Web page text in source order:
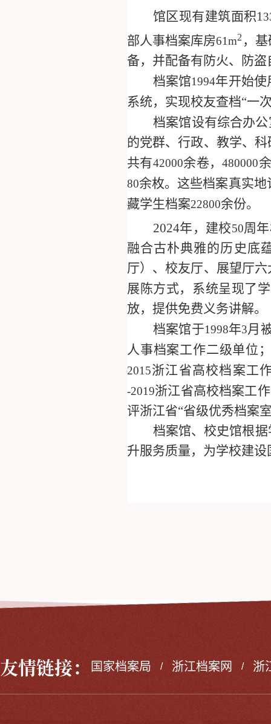
馆区现有建筑面积1
部人事档案库房61m2 ，
备，并配备有防火、防
档案馆1994年开始使
系统，实现校友查档“一
档案馆设有综合办
的党群、行政、教学、
共有42000余卷，480000
80余枚。这些档案真实
藏学生档案22800余份。
2024年，建校50周
融合古朴典雅的历史底
厅）、校友厅、展望厅
展陈方式，系统呈现了
放，提供免费义务讲解。
档案馆于1998年3月
人事档案工作二级单位；
2015浙江省高校档案工
-2019浙江省高校档案工
评浙江省“省级优秀档案
档案馆、校史馆根
升服务质量，为学校建
友情链接： 国家档案局 / 浙江档案网 / 浙